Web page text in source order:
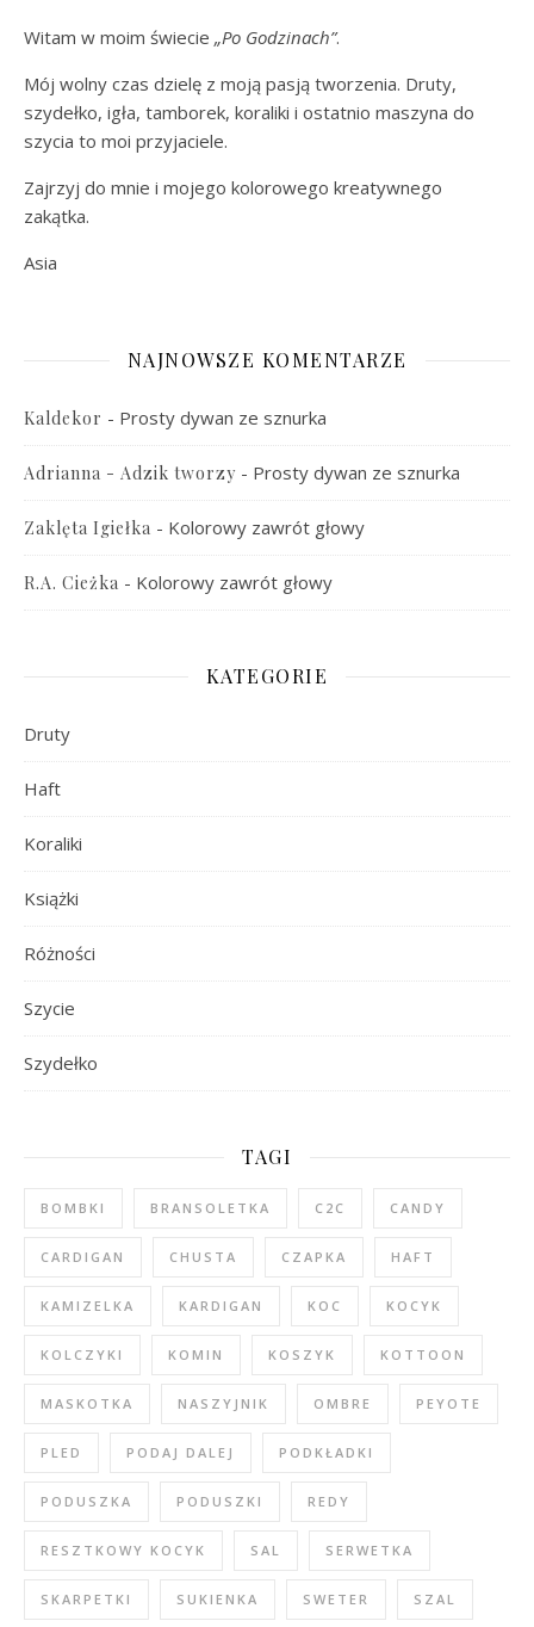
Witam w moim świecie „Po Godzinach”.
Mój wolny czas dzielę z moją pasją tworzenia. Druty,
szydełko, igła, tamborek, koraliki i ostatnio maszyna do
szycia to moi przyjaciele.
Zajrzyj do mnie i mojego kolorowego kreatywnego
zakątka.
Asia
NAJNOWSZE KOMENTARZE
Kaldekor - Prosty dywan ze sznurka
Adrianna - Adzik tworzy - Prosty dywan ze sznurka
Zaklęta Igiełka - Kolorowy zawrót głowy
R.A. Cieżka - Kolorowy zawrót głowy
KATEGORIE
Druty
Haft
Koraliki
Książki
Różności
Szycie
Szydełko
TAGI
BOMBKI BRANSOLETKA C2C CANDY
CARDIGAN CHUSTA CZAPKA HAFT
KAMIZELKA KARDIGAN KOC KOCYK
KOLCZYKI KOMIN KOSZYK KOTTOON
MASKOTKA NASZYJNIK OMBRE PEYOTE
PLED PODAJ DALEJ PODKŁADKI
PODUSZKA PODUSZKI REDY
RESZTKOWY KOCYK SAL SERWETKA
SKARPETKI SUKIENKA SWETER SZAL